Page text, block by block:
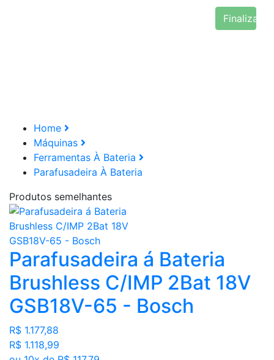
Finalizar
Home
Máquinas
Ferramentas À Bateria
Parafusadeira À Bateria
Produtos semelhantes
Parafusadeira á Bateria
Brushless C/IMP 2Bat 18V
GSB18V-65 - Bosch
R$ 1.177,88
R$ 1.118,99